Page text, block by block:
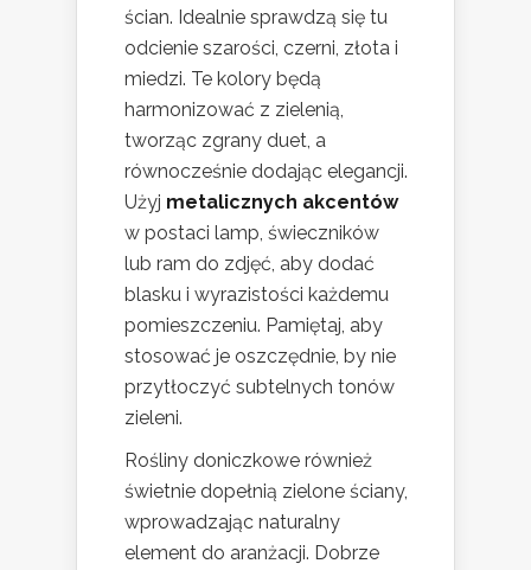
ścian. Idealnie sprawdzą się tu
odcienie szarości, czerni, złota i
miedzi. Te kolory będą
harmonizować z zielenią,
tworząc zgrany duet, a
równocześnie dodając elegancji.
Użyj metalicznych akcentów
w postaci lamp, świeczników
lub ram do zdjęć, aby dodać
blasku i wyrazistości każdemu
pomieszczeniu. Pamiętaj, aby
stosować je oszczędnie, by nie
przytłoczyć subtelnych tonów
zieleni.
Rośliny doniczkowe również
świetnie dopełnią zielone ściany,
wprowadzając naturalny
element do aranżacji. Dobrze